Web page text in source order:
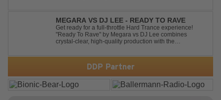
perfect soundtrack for peak-tim...
MEGARA VS DJ LEE - READY TO RAVE
Get ready for a full-throttle Hard Trance experience!
"Ready To Rave" by Megara vs DJ Lee combines
crystal-clear, high-quality production with the
high-energy melody and pounding, stomping drums, this
track delivers pure rave nostalgia wh...
DDP Partner